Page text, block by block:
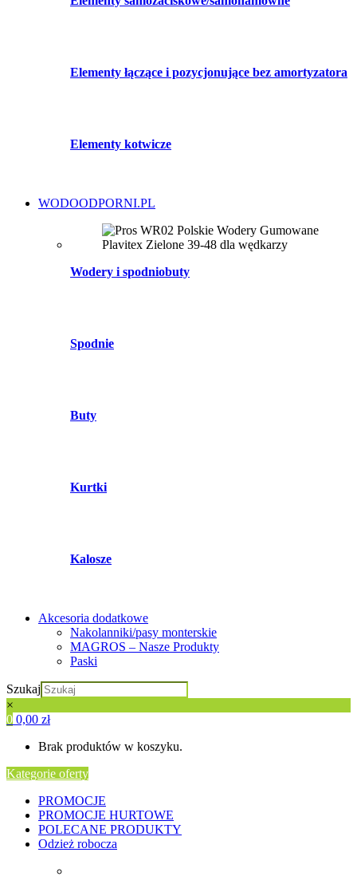
Elementy łączące i pozycjonujące bez amortyzatora
Elementy kotwicze
WODOODPORNI.PL
Wodery i spodniobuty
Spodnie
Buty
Kurtki
Kalosze
Akcesoria dodatkowe
Nakolanniki/pasy monterskie
MAGROS – Nasze Produkty
Paski
Szukaj
×
0 0,00 zł
Brak produktów w koszyku.
Kategorie oferty
PROMOCJE
PROMOCJE HURTOWE
POLECANE PRODUKTY
Odzież robocza